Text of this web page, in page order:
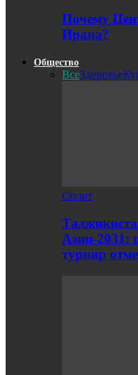
Почему
Ирана?
Общество
ВсеЗдоровье
Спорт
Азии-2031:
турнир